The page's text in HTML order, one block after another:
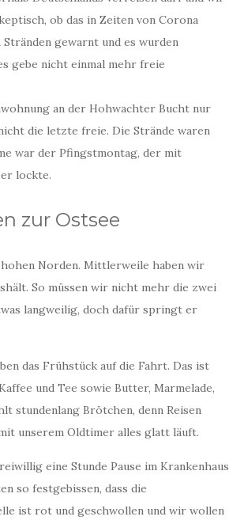
ob das in Zeiten von Corona
gewarnt und es wurden
gebe nicht einmal mehr freie
an der Hohwachter Bucht nur
die letzte freie. Die Strände waren
war der Pfingstmontag, der mit
lockte.
zur Ostsee
hohen Norden. Mittlerweile haben wir
So müssen wir nicht mehr die zwei
langweilig, doch dafür springt er
das Frühstück auf die Fahrt. Das ist
und Tee sowie Butter, Marmelade,
stundenlang Brötchen, denn Reisen
unserem Oldtimer alles glatt läuft.
eine Stunde Pause im Krankenhaus
so festgebissen, dass die
ist rot und geschwollen und wir wollen